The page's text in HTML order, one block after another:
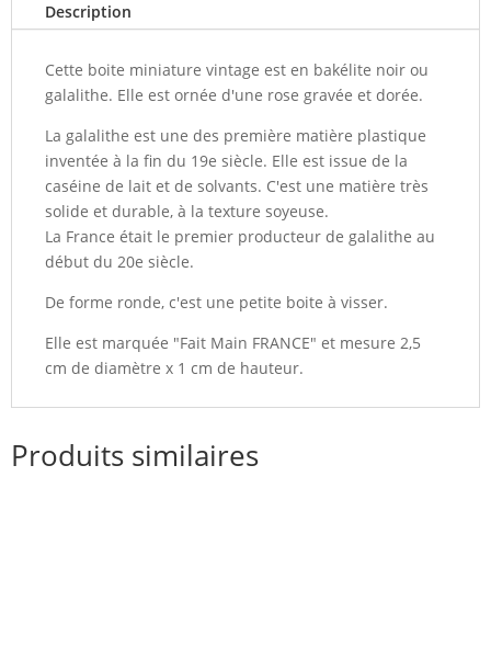
Description
Cette boite miniature vintage est en bakélite noir ou
galalithe. Elle est ornée d'une rose gravée et dorée.
La galalithe est une des première matière plastique
inventée à la fin du 19e siècle. Elle est issue de la
caséine de lait et de solvants. C'est une matière très
solide et durable, à la texture soyeuse.
La France était le premier producteur de galalithe au
début du 20e siècle.
De forme ronde, c'est une petite boite à visser.
Elle est marquée "Fait Main FRANCE" et mesure 2,5
cm de diamètre x 1 cm de hauteur.
Produits similaires